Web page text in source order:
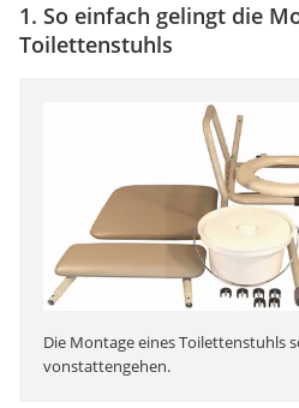
1. So einfach gelingt die
Toilettenstuhls
Die Montage eines Toilettenstuhls
vonstattengehen.